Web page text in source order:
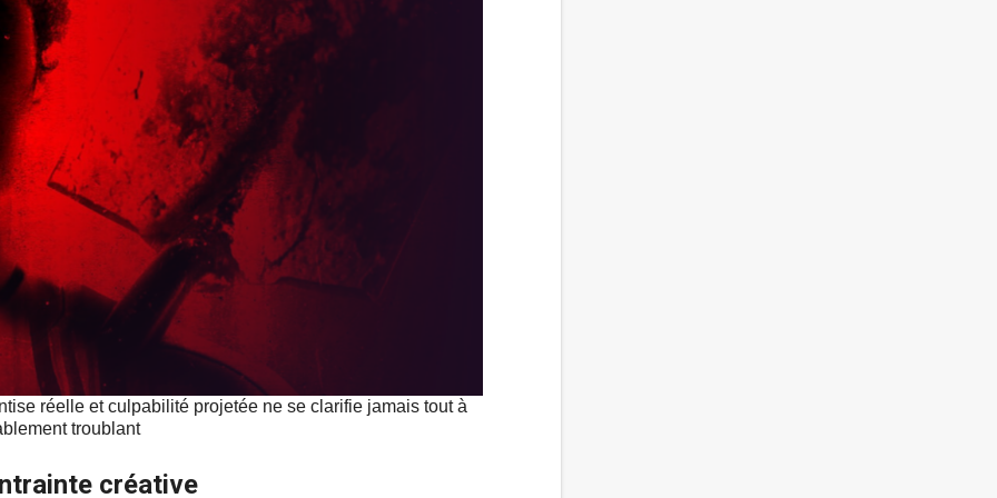
réelle et culpabilité projetée ne se clarifie jamais tout à
troublant
créative